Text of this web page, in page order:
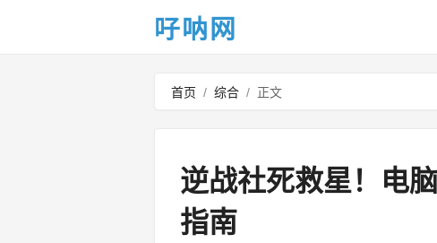
吇呐网
首页 / 综合 / 正文
逆战社死救星！电
指南